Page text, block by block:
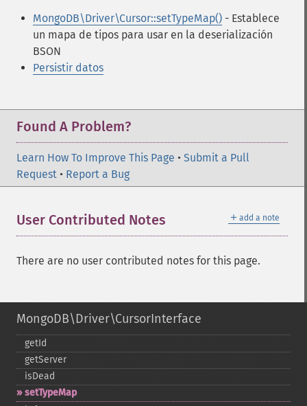
MongoDB\Driver\Cursor::setTypeMap() - Establece
un mapa de tipos para usar en la deserialización
BSON
Persistir datos
Found A Problem?
Learn How To Improve This Page • Submit a Pull
Request • Report a Bug
＋ add a note
User Contributed Notes
There are no user contributed notes for this page.
MongoDB\Driver\CursorInterface
getId
getServer
isDead
setTypeMap